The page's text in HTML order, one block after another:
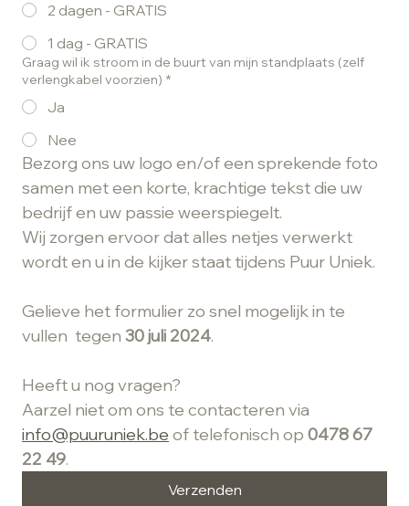
2 dagen - GRATIS
1 dag - GRATIS
Graag wil ik stroom in de buurt van mijn standplaats (zelf
verlengkabel voorzien) *
Ja
Nee
Bezorg ons uw logo en/of een sprekende foto
samen met een korte, krachtige tekst die uw
bedrijf en uw passie weerspiegelt.
Wij zorgen ervoor dat alles netjes verwerkt
wordt en u in de kijker staat tijdens Puur Uniek.
Gelieve het formulier zo snel mogelijk in te
vullen  tegen 30 juli 2024.
Heeft u nog vragen?
info@puuruniek.be of telefonisch op 0478 67
22 49.
Verzenden